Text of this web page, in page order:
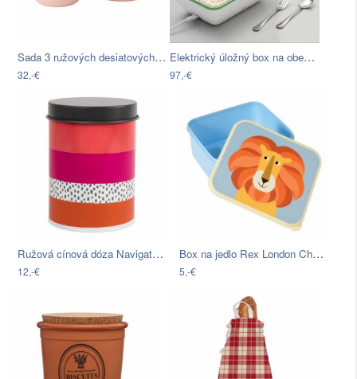
Sada 3 ružových desiatových nádob Rosti…
32,-€
Elektrický úložný box na obed…
97,-€
Ružová cínová dóza Navigate Stripe
12,-€
Box na jedlo Rex London Charlie The Lion
5,-€